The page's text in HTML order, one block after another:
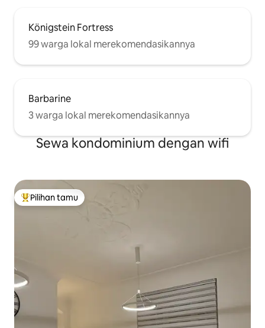
Königstein Fortress
99 warga lokal merekomendasikannya
Barbarine
3 warga lokal merekomendasikannya
Sewa kondominium dengan wifi
Pilihan tamu terpopuler
Pilihan tamu